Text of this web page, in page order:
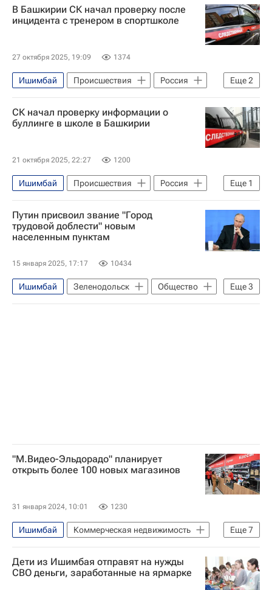
В Башкирии СК начал проверку после
инцидента с тренером в спортшколе
27 октября 2025, 19:09 1374
Еще2
Ишимбай Происшествия
Россия
Следственный комитет России (СК РФ)
Республика Башкортостан
СК начал проверку информации о
буллинге в школе в Башкирии
21 октября 2025, 22:27 1200
Еще 1
Ишимбай Происшествия
Россия
Следственный комитет России (СК РФ)
Путин присвоил звание "Город
трудовой доблести" новым
населенным пунктам
15 января 2025, 17:17 10434
Еще3
Ишимбай Зеленодольск
Общество
Ленинск-Кузнецкий
Владимир Путин
"М.Видео-Эльдорадо" планирует
открыть более 100 новых магазинов
31 января 2024, 10:01 1230
Еще7
Ишимбай
Коммерческая недвижимость
Россия
М.Видео
Эльдорадо
Воткинск
Ритейл
Дети из Ишимбая отправят на нужды
СВО деньги, заработанные на ярмарке